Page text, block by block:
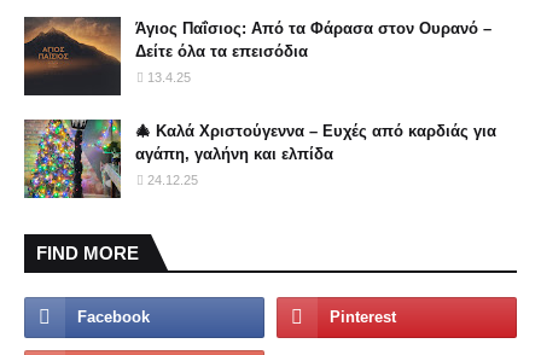
Άγιος Παΐσιος: Από τα Φάρασα στον Ουρανό –
Δείτε όλα τα επεισόδια
13.4.25
🎄 Καλά Χριστούγεννα – Ευχές από καρδιάς για
αγάπη, γαλήνη και ελπίδα
24.12.25
FIND MORE